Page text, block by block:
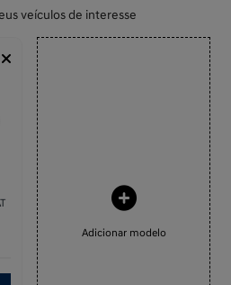
veículos de interesse
Adicionar modelo